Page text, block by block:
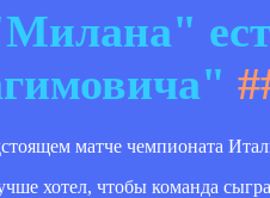
матче чемпионата
хотел, чтобы команда